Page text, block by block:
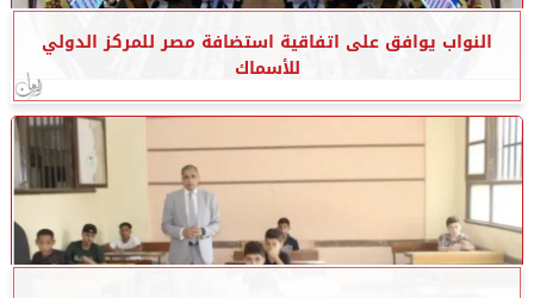
النواب يوافق على اتفاقية استضافة مصر للمركز الدولي
للأسماك